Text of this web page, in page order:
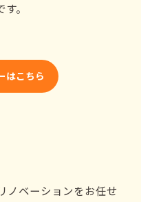
。
はこちら
ノベーションをお任せ